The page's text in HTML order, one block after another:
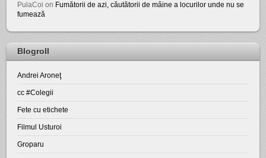
PulaCoi on Fumătorii de azi, căutătorii de mâine a locurilor unde nu se
fumează
Blogroll
Andrei Aroneţ
cc #Colegii
Fete cu etichete
Filmul Usturoi
Groparu